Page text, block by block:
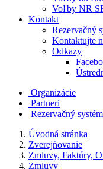
Voľby NR
Kontakt
Rezervačný
Kontaktujte
Odkazy
Organizácie
Partneri
Rezervačný systém
Úvodná stránka
Zverejňovanie
Zmluvy, Faktúry,
Zmluvy